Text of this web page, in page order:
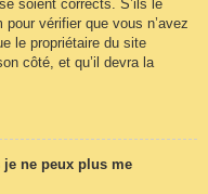
soient corrects. S’ils le
vérifier que vous n’avez
le propriétaire du site
côté, et qu’il devra la
ne peux plus me